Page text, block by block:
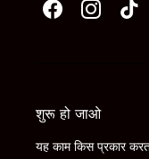
शुरू हो जाओ
यह काम किस प्रकार